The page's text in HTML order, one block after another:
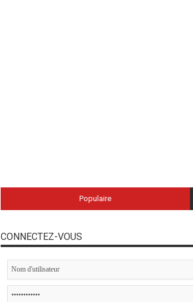
Populaire
CONNECTEZ-VOUS